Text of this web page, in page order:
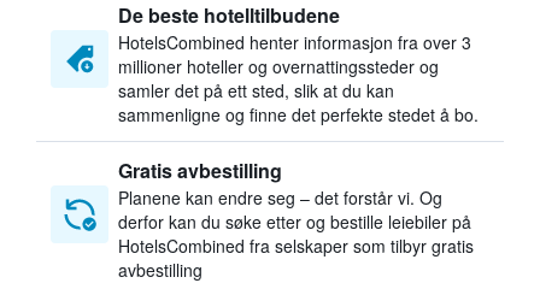
De beste hotelltilbudene
HotelsCombined henter informasjon fra over 3
millioner hoteller og overnattingssteder og
samler det på ett sted, slik at du kan
sammenligne og finne det perfekte stedet å bo.
Gratis avbestilling
Planene kan endre seg – det forstår vi. Og
derfor kan du søke etter og bestille leiebiler på
HotelsCombined fra selskaper som tilbyr gratis
avbestilling